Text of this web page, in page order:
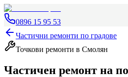
0896 15 95 53
Частични ремонти по градове
Точкови ремонти в Смолян
Частичен ремонт на